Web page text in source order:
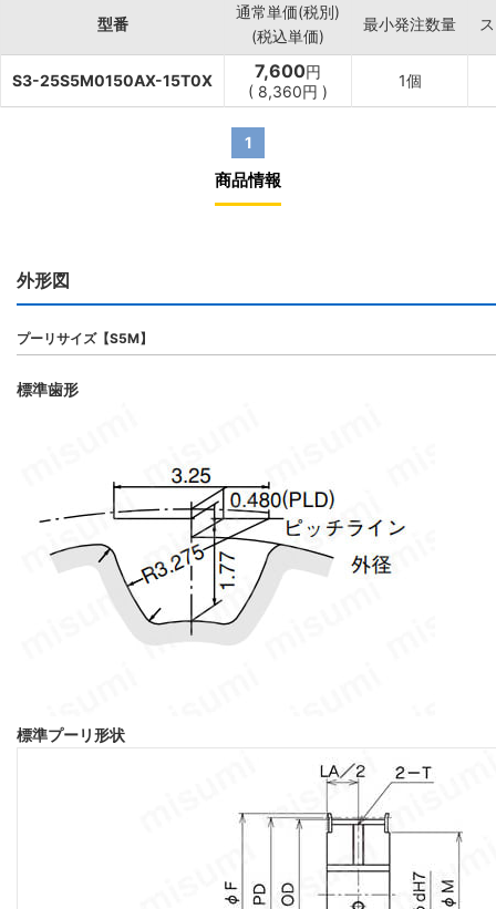
型番
通常単価(税別)
(税込単価)
最小発注数量
S3-25S5M0150AX-15T0X 7,600円
( 8,360円 )
1個
1
商品情報
外形図
プーリサイズ【S5M】
標準歯形
標準プーリ形状